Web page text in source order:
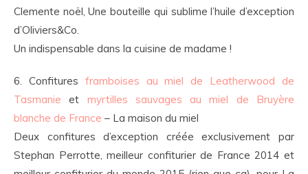
Clemente noël, Une bouteille qui sublime l’huile d’exception
d’Oliviers&Co.
Un indispensable dans la cuisine de madame !
6. Confitures framboises au miel de Leatherwood de
Tasmanie et myrtilles sauvages au miel de Bruyère
blanche de France – La maison du miel
Deux confitures d’exception créée exclusivement par
Stephan Perrotte, meilleur confiturier de France 2014 et